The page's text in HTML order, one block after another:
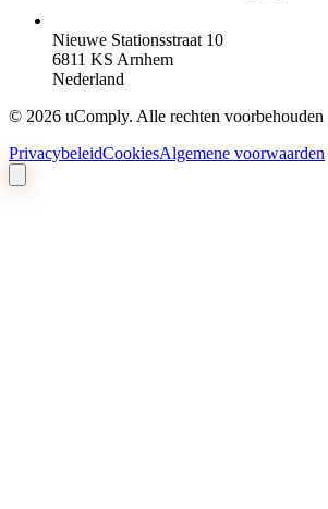
Nieuwe Stationsstraat 10
6811 KS Arnhem
Nederland
© 2026 uComply. Alle rechten voorbehouden
PrivacybeleidCookiesAlgemene voorwaarden